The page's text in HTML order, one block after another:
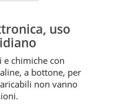
uso
chimiche con
a bottone, per
non vanno